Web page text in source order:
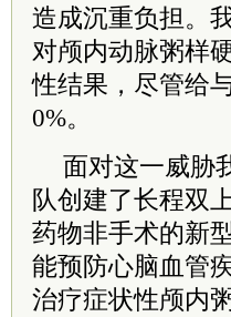
造成沉重负担。
对颅内动脉粥样
性结果，尽管给
0%。
面对这一威胁
队创建了长程双
药物非手术的新
能预防心脑血管
治疗症状性颅内